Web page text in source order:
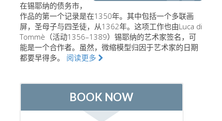
学院美术馆
巴拉丁画廊
美第奇教堂
在锡耶纳的债务市，
作品的第一个记录是在1350年。其中包括一个多联画
屏，圣母子与四圣徒，从1362年。这项工作也由Luca di
Tommè（活动1356–1389）锡耶纳的艺术家签名，可
能是一个合作者。虽然，微缩模型归因于艺术家的日期
都要早得多。 阅读更多